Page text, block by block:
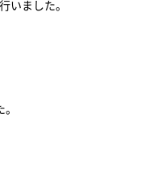
いました。